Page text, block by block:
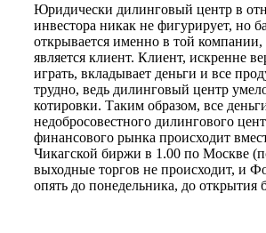
Юридически дилинговый центр в
инвестора никак не фигурирует, но
открывается именно в той
является клиент. Клиент, искренне
играть, вкладывает деньги и все
трудно, ведь дилинговый центр
котировки. Таким образом, все
недобросовестного дилингового
финансового рынка происходит
Чикагской биржи в 1.00 по Москве
выходные торгов не происходит, и
опять до понедельника, до